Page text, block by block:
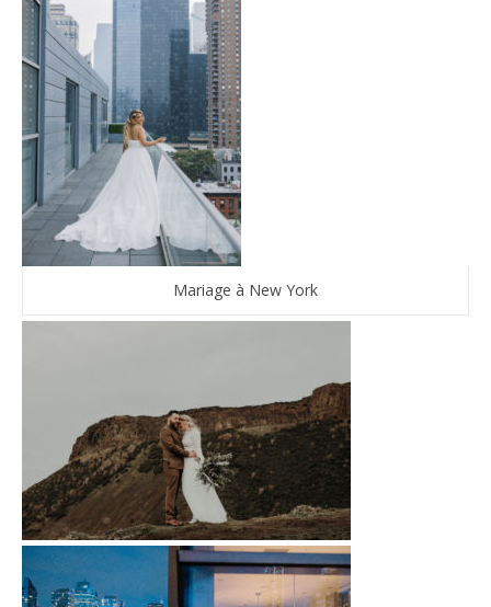
Mariage à New York